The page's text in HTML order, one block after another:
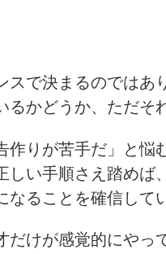
スで決まるのではあ
るかどうか、ただそ
作りが苦手だ」と悩
しい手順さえ踏めば
なることを確信して
だけが感覚的にやっ